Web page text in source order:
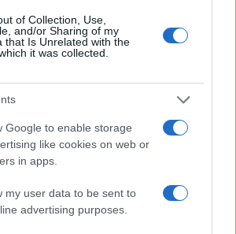
of Collection, Use,
and/or Sharing of my
that Is Unrelated with the
it was collected.
Google to enable storage
like cookies on web or
in apps.
my user data to be sent to
advertising purposes.